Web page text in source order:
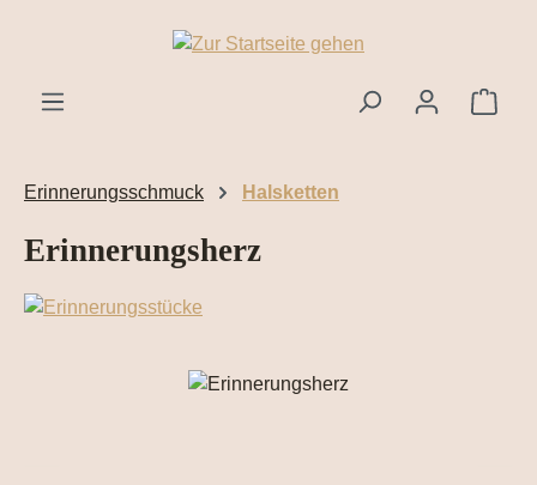
Zum Hauptinhalt springen
Erinnerungsschmuck Halsketten
Erinnerungsherz
Bildergalerie überspringen